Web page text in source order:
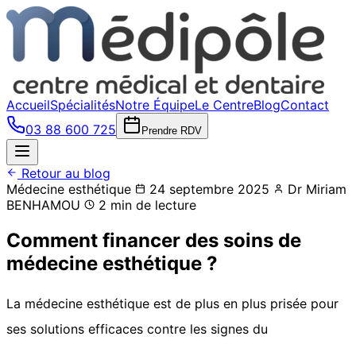
AccueilSpécialitésNotre ÉquipeLe CentreBlogContact
03 88 600 725
Prendre RDV
Retour au blog
Médecine esthétique
24 septembre 2025
Dr Miriam
BENHAMOU
2 min de lecture
Comment financer des soins de
médecine esthétique ?
La médecine esthétique est de plus en plus prisée pour
ses solutions efficaces contre les signes du